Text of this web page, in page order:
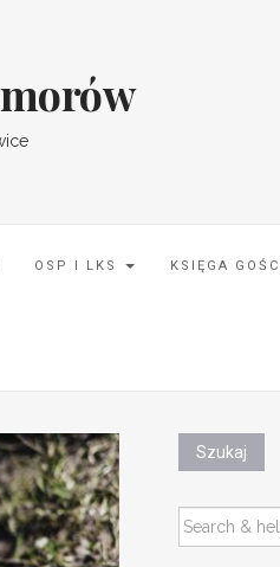
OSP I LKS KSIĘGA
Szukaj
SEARCH
FOR: